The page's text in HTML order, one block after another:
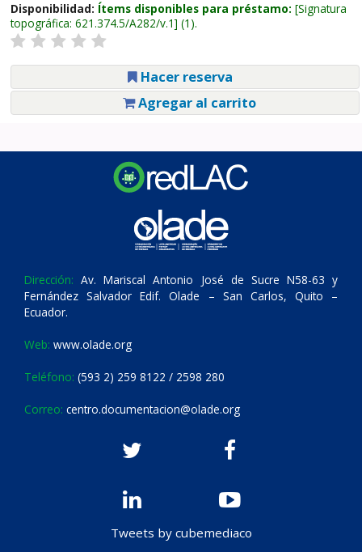
Disponibilidad: Ítems disponibles para préstamo: Signatura
topográfica: 621.374.5/A282/v.1 (1).
Hacer reserva
Agregar al carrito
Dirección: Av. Mariscal Antonio José de Sucre N58-63 y
Fernández Salvador Edif. Olade – San Carlos, Quito –
Ecuador.
Web: www.olade.org
Teléfono: (593 2) 259 8122 / 2598 280
Correo: centro.documentacion@olade.org
Tweets by cubemediaco